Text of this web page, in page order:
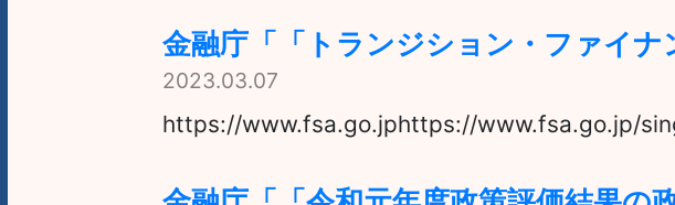
金融庁「「トランジション・ファイナ
2023.03.07
https://www.fsa.go.jphttps://www.fsa.go.jp/